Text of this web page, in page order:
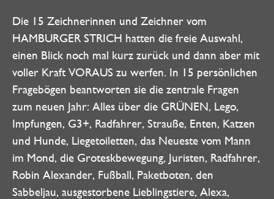
Die 15 Zeichnerinnen und Zeichner vom
HAMBURGER STRICH hatten die freie Auswahl,
einen Blick noch mal kurz zurück und dann aber mit
voller Kraft VORAUS zu werfen. In 15 persönlichen
Fragebögen beantworten sie die zentrale Fragen
zum neuen Jahr: Alles über die GRÜNEN, Lego,
Impfungen, G3+, Radfahrer, Strauße, Enten, Katzen
und Hunde, Liegetoiletten, das Neueste vom Mann
im Mond, die Groteskbewegung, Juristen, Radfahrer,
Robin Alexander, Fußball, Paketboten, den
Sabbeljau, ausgestorbene Lieblingstiere, Alexa,